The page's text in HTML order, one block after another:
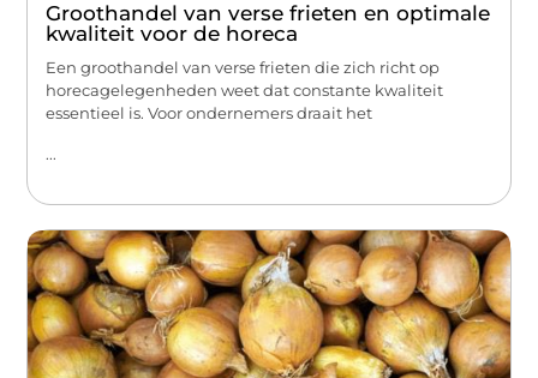
Groothandel van verse frieten en optimale
kwaliteit voor de horeca
Een groothandel van verse frieten die zich richt op
horecagelegenheden weet dat constante kwaliteit
essentieel is. Voor ondernemers draait het
...